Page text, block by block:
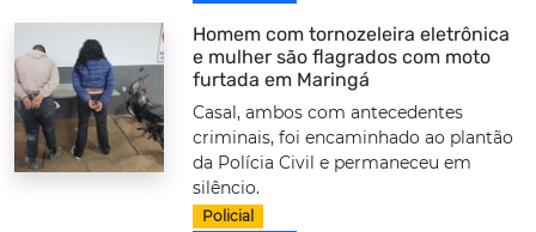
Homem com tornozeleira eletrônica
e mulher são flagrados com moto
furtada em Maringá
Casal, ambos com antecedentes
criminais, foi encaminhado ao plantão
da Polícia Civil e permaneceu em
silêncio.
Policial